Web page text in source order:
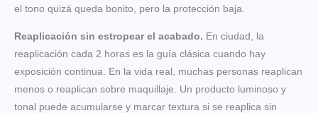
el tono quizá queda bonito, pero la protección baja.
Reaplicación sin estropear el acabado. En ciudad, la
reaplicación cada 2 horas es la guía clásica cuando hay
exposición continua. En la vida real, muchas personas reaplican
menos o reaplican sobre maquillaje. Un producto luminoso y
tonal puede acumularse y marcar textura si se reaplica sin